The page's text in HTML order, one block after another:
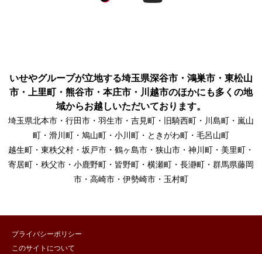
いせやグループが立地する埼玉県深谷市・鴻巣市・東松山
市・上里町・熊谷市・本庄市・川越市のほかにも多くの地
域からお越しいただいております。
埼玉県北本市・行田市・羽生市・吉見町・旧騎西町・川島町・嵐山
町・滑川町・鳩山町・小川町・ときがわ町・毛呂山町
越生町・東秩父村・坂戸市・鶴ヶ島市・狭山市・神川町・美里町・
寄居町・秩父市・小鹿野町・皆野町・横瀬町・長瀞町・群馬県藤岡
市・高崎市・伊勢崎市・玉村町
プライバシーポリシー
このサイトについて